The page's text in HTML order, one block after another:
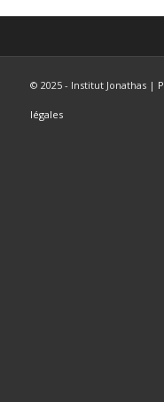
© 2025 - Institut Jonathas |
légales